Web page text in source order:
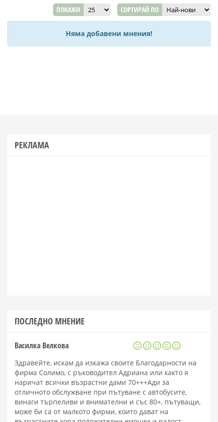
ПОКАЖИ СОРТИРАЙ ПО
Няма добавени мнения!
РЕКЛАМА
ПОСЛЕДНО МНЕНИЕ
Василка Велкова
Здравейте, искам да изкажа своите Благодарности на
фирма Солимо, с ръководител Адриана или както я
наричат всички възрастни дами 70+++Ади за
отличното обслужване при пътуване с автобусите,
винаги търпеливи и внимателни и със 80+, пътуващи,
може би са от малкото фирми, които дават на